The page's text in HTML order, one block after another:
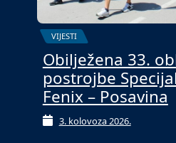
VIJESTI
Obilježena 33.
postrojbe
Fenix – Posavina
3. kolovoza 2026.